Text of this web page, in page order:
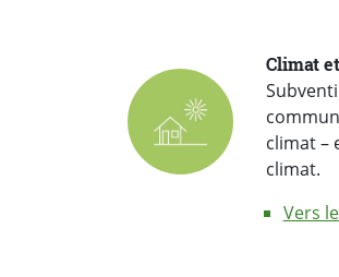
Climat
climat –
climat.
Vers